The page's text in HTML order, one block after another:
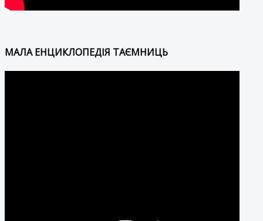
МАЛА ЕНЦИКЛОПЕДІЯ ТАЄМНИЦЬ